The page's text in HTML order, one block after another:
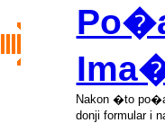
Nakon �to po�
donji formular i